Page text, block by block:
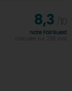
8,3
Note FairGuest